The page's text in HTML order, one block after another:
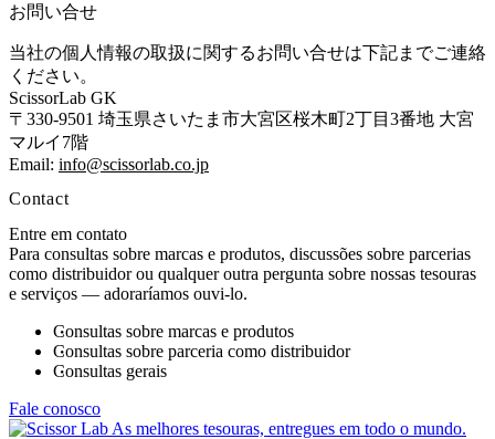
お問い合せ
当社の個人情報の取扱に関するお問い合せは下記までご連絡
ください。
ScissorLab GK
〒330-9501 埼玉県さいたま市大宮区桜木町2丁目3番地 大宮
マルイ7階
Email: info@scissorlab.co.jp
Contact
Entre em contato
Para consultas sobre marcas e produtos, discussões sobre parcerias
como distribuidor ou qualquer outra pergunta sobre nossas tesouras
e serviços — adoraríamos ouvi-lo.
Consultas sobre marcas e produtos
Consultas sobre parceria como distribuidor
Consultas gerais
Fale conosco
As melhores tesouras, entregues em todo o mundo.